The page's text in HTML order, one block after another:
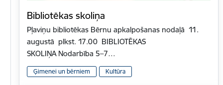
Bibliotēkas skoliņa
Pļaviņu bibliotēkas Bērnu apkalpošanas nodaļā 11.
augustā plkst. 17.00 BIBLIOTĒKAS
SKOLIŅA Nodarbība 5–7…
Ģimenei un bērniem Kultūra